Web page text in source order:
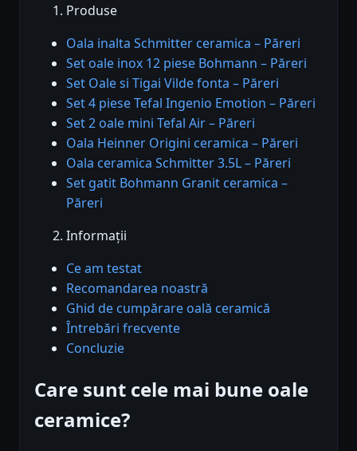
Produse
Oala inalta Schmitter ceramica – Păreri
Set oale inox 12 piese Bohmann – Păreri
Set Oale si Tigai Vilde fonta – Păreri
Set 4 piese Tefal Ingenio Emotion – Păreri
Set 2 oale mini Tefal Air – Păreri
Oala Heinner Origini ceramica – Păreri
Oala ceramica Schmitter 3.5L – Păreri
Set gatit Bohmann Granit ceramica –
Păreri
Informații
Ce am testat
Recomandarea noastră
Ghid de cumpărare oală ceramică
Întrebări frecvente
Concluzie
Care sunt cele mai bune oale
ceramice?